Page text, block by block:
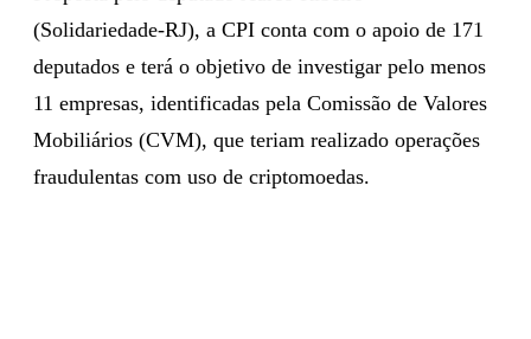
(Solidariedade-RJ), a CPI conta com o apoio de 171
deputados e terá o objetivo de investigar pelo menos
11 empresas, identificadas pela Comissão de Valores
Mobiliários (CVM), que teriam realizado operações
fraudulentas com uso de criptomoedas.